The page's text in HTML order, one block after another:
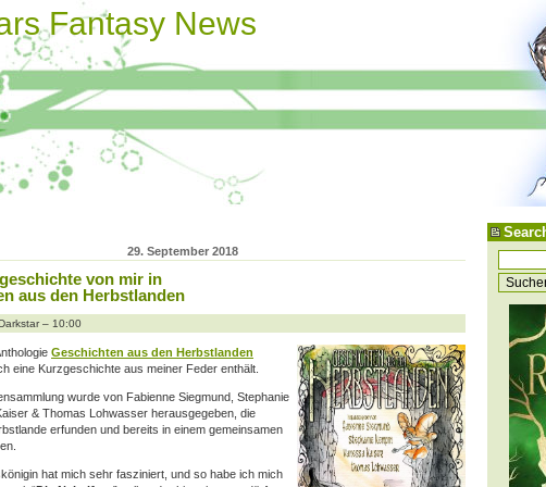
Fantasy News
29. September 2018
von mir in
aus den Herbstlanden
– 10:00
Geschichten aus den Herbstlanden
eine Kurzgeschichte aus meiner Feder enthält.
wurde von Fabienne Siegmund, Stephanie
& Thomas Lohwasser herausgegeben, die
erfunden und bereits in einem gemeinsamen
hat mich sehr fasziniert, und so habe ich mich